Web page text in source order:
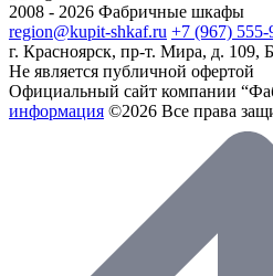
2008 - 2026 Фабричные шкафы
region@kupit-shkaf.ru +7 (967) 555-
г. Красноярск, пр-т. Мира, д. 109,
Не является публичной офертой
Официальный сайт компании
информация ©2026 Все права